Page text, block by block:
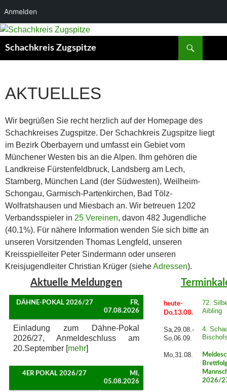
Anmelden
Zum
springen
Schachkreis Zugspitze
AKTUELLES
Wir begrüßen Sie recht herzlich auf der Homepage des
Schachkreises Zugspitze. Der Schachkreis Zugspitze liegt
im Bezirk Oberbayern und umfasst ein Gebiet vom
Münchener Westen bis an die Alpen. Ihm gehören die
Landkreise Fürstenfeldbruck, Landsberg am Lech,
Starnberg, München Land (der Südwesten), Weilheim-
Schongau, Garmisch-Partenkirchen, Bad Tölz-
Wolfratshausen und Miesbach an. Wir betreuen 1202
Verbandsspieler in 25 Vereinen, davon 482 Jugendliche
(40.1%). Für nähere Information wenden Sie sich bitte an
unseren Vorsitzenden Thomas Lengfeld, unseren
Kreisspielleiter Peter Sindermann oder unseren
Kreisjugendleiter Christian Krüger (sieheAdressen).
Aktuelle Meldungen
DÄHNE-POKAL 2026/27
FR,
07.08.2026
Einladung zum Dähne-Pokal
2026/27, Anmeldeschluss am
20.September [mehr]
4ER POKAL 2026/27
MI,
05.08.2026
heute-
Do,13.08.
72.
Aibling
Sa,29.08.-
So,06.09.
4.
Mo,31.08.
2026/